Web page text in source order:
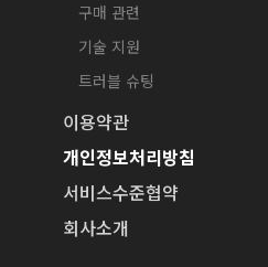
구매 관련
기술 지원
트러블 슈팅
이용약관
개인정보처리방침
서비스수준협약
회사소개